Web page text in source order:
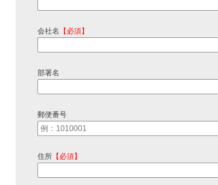
会社名 【必須】
部署名
郵便番号
住所 【必須】